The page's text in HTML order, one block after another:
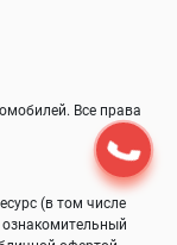
Все права
(в том числе
ознакомительный